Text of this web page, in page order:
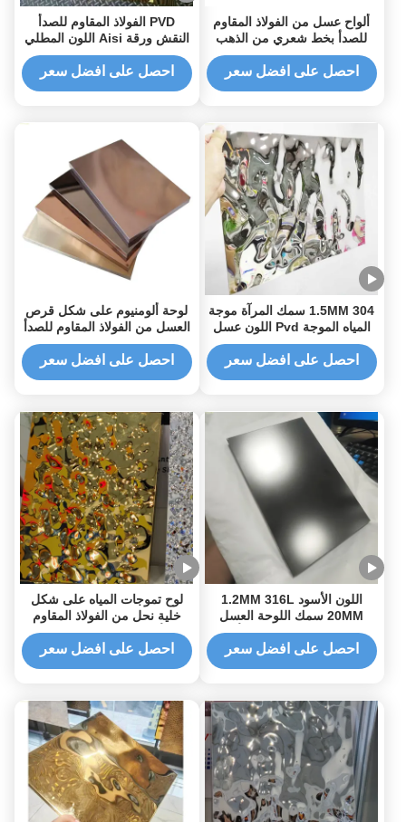
ألواح عسل من الفولاذ المقاوم
للصدأ بخط شعري من الذهب
الوردي معزولة 1219 * 4000 مم
مضادة للتآكل
احصل على افضل سعر
PVD الفولاذ المقاوم للصدأ
النقش ورقة Aisi اللون المطلي
الذهب المصعد الزخرفية
احصل على افضل سعر
304 1.5MM سمك المرآة موجة
المياه الموجة Pvd اللون عسل
حشائش لوحة
احصل على افضل سعر
لوحة ألومنيوم على شكل قرص
العسل من الفولاذ المقاوم للصدأ
بعرض 1180 مم باللون الفضي
والذهبي والأسود
احصل على افضل سعر
اللون الأسود 1.2MM 316L
20MM سمك اللوحة العسل
الفولاذ المقاوم للصدأ
احصل على افضل سعر
لوح تموجات المياه على شكل
خلية نحل من الفولاذ المقاوم
للصدأ 316L بسمك 25 مم بلون
ذهبي لامع 0.95 مم
احصل على افضل سعر